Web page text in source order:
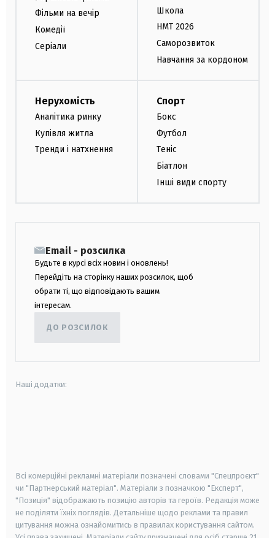
Фільми на вечір
Комедії
Серіали
Школа
НМТ 2026
Саморозвиток
Навчання за кордоном
Нерухомість
Аналітика ринку
Купівля житла
Тренди і натхнення
Спорт
Бокс
Футбол
Теніс
Біатлон
Інші види спорту
Email - розсилка
Будьте в курсі всіх новин і оновлень!
Перейдіть на сторінку наших розсилок, щоб
обрати ті, що відповідають вашим
інтересам.
ДО РОЗСИЛОК
Наші додатки:
Всі комерційні рекламні матеріали позначені словами "Спецпроєкт"
чи "Партнерський матеріал". Матеріали з позначкою "Експерт",
"Позиція" відображають позицію авторів та героїв. Редакція може
не поділяти їхніх поглядів. Детальніше щодо реклами та правил
цитування можна ознайомитись в правилах користування сайтом.